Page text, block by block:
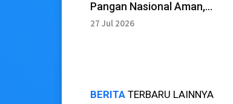
Pangan Nasional Aman,
Beras hingga Telur
27 Jul 2026
BERITA TERBARU LAINNYA